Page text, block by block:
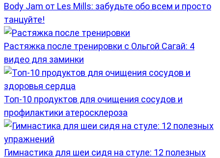
Body Jam от Les Mills: забудьте обо всем и просто
танцуйте!
Растяжка после тренировки с Ольгой Сагай: 4
видео для заминки
Топ-10 продуктов для очищения сосудов и
профилактики атеросклероза
Гимнастика для шеи сидя на стуле: 12 полезных